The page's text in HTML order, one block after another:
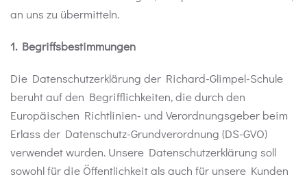
an uns zu übermitteln.
1. Begriffsbestimmungen
Die Datenschutzerklärung der Richard-Glimpel-Schule
beruht auf den Begrifflichkeiten, die durch den
Europäischen Richtlinien- und Verordnungsgeber beim
Erlass der Datenschutz-Grundverordnung (DS-GVO)
verwendet wurden. Unsere Datenschutzerklärung soll
sowohl für die Öffentlichkeit als auch für unsere Kunden